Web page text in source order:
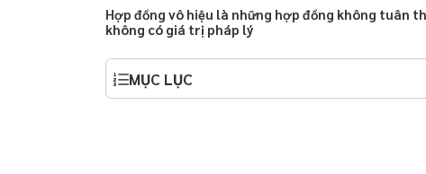
Hợp đồng vô hiệu là những hợp đồng không tuân
không có giá trị pháp lý
MỤC LỤC
nghiệp tại Đà